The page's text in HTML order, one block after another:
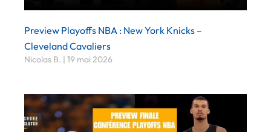
Preview Playoffs NBA : New York Knicks –
Cleveland Cavaliers
Nicolas B. 19 mai 2026